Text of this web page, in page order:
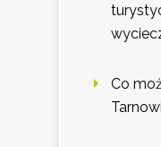
Co